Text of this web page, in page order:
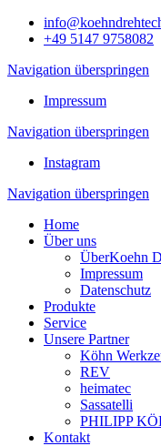
+49 5147 9758082
Navigation überspringen
Impressum
Navigation überspringen
Instagram
Navigation überspringen
Home
Über uns
ÜberKoehn
Impressum
Datenschutz
Produkte
Service
Unsere Partner
Köhn
REV
heimatec
Sassatelli
PHILIPP
Kontakt